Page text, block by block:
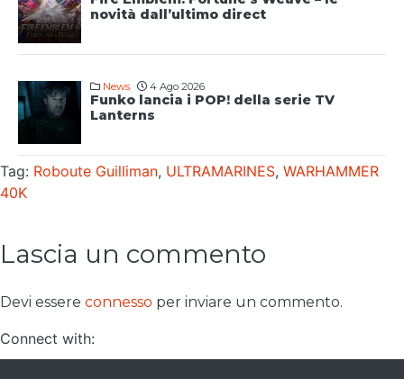
novità dall’ultimo direct
News 4 Ago 2026
Funko lancia i POP! della serie TV
Lanterns
Tag: Roboute Guilliman, ULTRAMARINES, WARHAMMER
40K
Lascia un commento
Devi essere connesso per inviare un commento.
Connect with: